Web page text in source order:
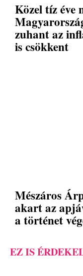
Közel tíz éve
zuhant az
is csökkent
Mészáros
akart az
a történet
EZ IS